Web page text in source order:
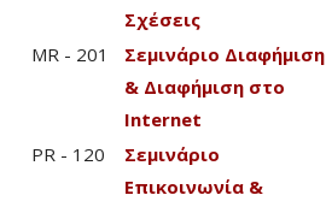
Σχέσεις
MR - 201
Σεμινάριο Διαφήμιση
& Διαφήμιση στο
Internet
PR - 120
Σεμινάριο
Επικοινωνία &